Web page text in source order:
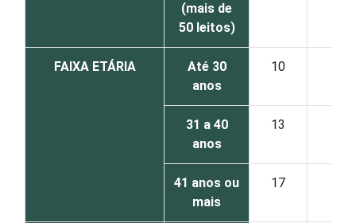
(mais de
50 leitos)
FAIXA ETÁRIA
Até 30
anos
10
31 a 40
anos
13
41 anos ou
mais
17